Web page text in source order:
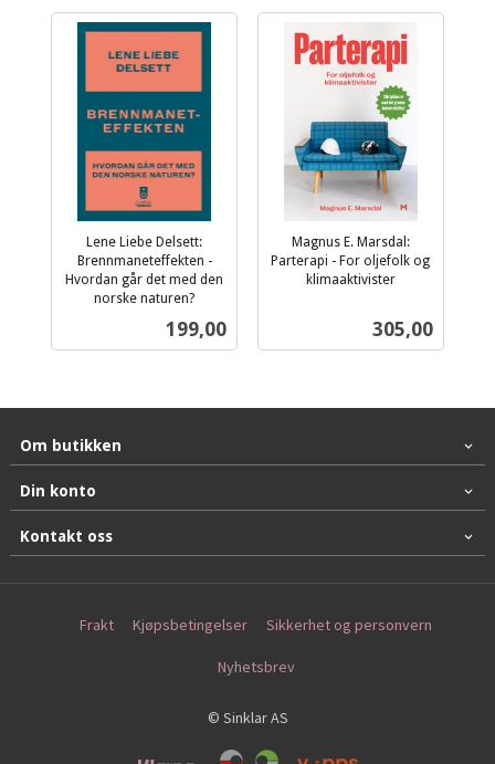
Lene Liebe Delsett:
Brennmaneteffekten -
Hvordan går det med den
norske naturen?
Pris
199,00
Magnus E. Marsdal:
Parterapi - For oljefolk og
klimaaktivister
Pris
305,00
Om butikken
Din konto
Kontakt oss
Frakt Kjøpsbetingelser Sikkerhet og personvern
Nyhetsbrev
© Sinklar AS